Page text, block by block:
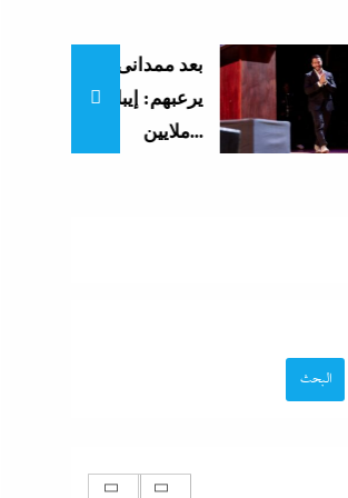
بعد ممدانى، عبد الرحمن السيد
يرعبهم: إيباك الصهيونية تنفق
ملايين...
البحث
اتفاق الأهلى مع إمام عاشور
وسام احترام لمحافظ